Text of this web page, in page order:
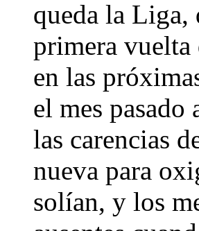
queda la Liga,
primera vuelta
en las
el mes pasado
las carencias
nueva para
solían, y los